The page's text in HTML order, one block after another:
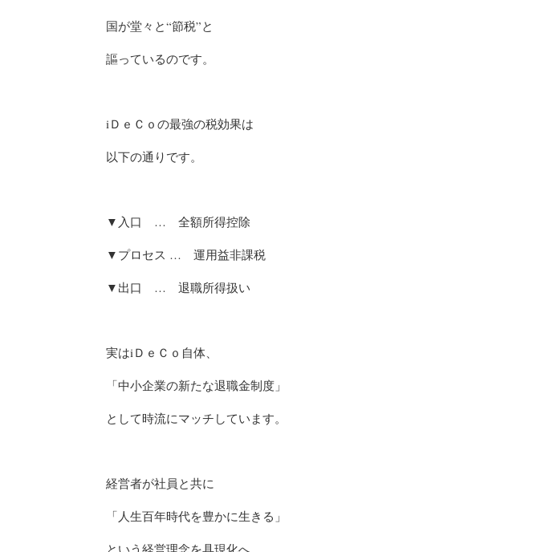
国が堂々と“節税”と
謳っているのです。
iＤｅＣｏの最強の税効果は
以下の通りです。
▼入口 … 全額所得控除
▼プロセス … 運用益非課税
▼出口 … 退職所得扱い
実はiＤｅＣｏ自体、
「中小企業の新たな退職金制度」
として時流にマッチしています。
経営者が社員と共に
「人生百年時代を豊かに生きる」
という経営理念を具現化へ。